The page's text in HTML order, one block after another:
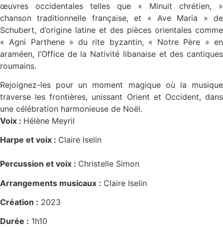
œuvres occidentales telles que « Minuit chrétien, »
chanson traditionnelle française, et « Ave Maria » de
Schubert, d’origine latine et des pièces orientales comme
« Agni Parthene » du rite byzantin, « Notre Père » en
araméen, l’Office de la Nativité libanaise et des cantiques
roumains.
Rejoignez-les pour un moment magique où la musique
traverse les frontières, unissant Orient et Occident, dans
une célébration harmonieuse de Noël.
Voix : Hélène Meyril
Harpe et voix : Claire Iselin
Percussion et voix : Christelle Simon
Arrangements musicaux : Claire Iselin
Création : 2023
Durée : 1h10